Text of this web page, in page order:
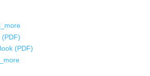
(PDF)
(PDF)